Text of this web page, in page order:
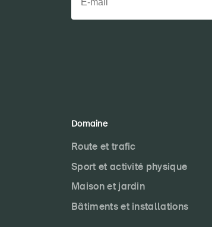
Domaine
Route et trafic
Sport et activité physique
Maison et jardin
Bâtiments et installations